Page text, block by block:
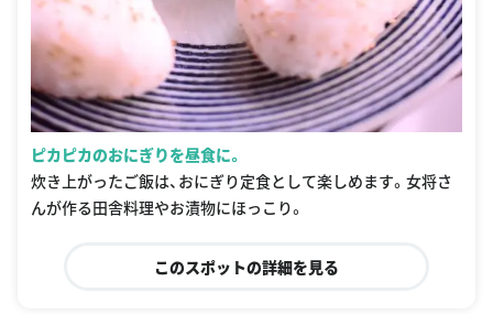
ピカピカのおにぎりを昼食に。
炊き上がったご飯は、おにぎり定食として楽しめます。女将さ
んが作る田舎料理やお漬物にほっこり。
このスポットの詳細を見る